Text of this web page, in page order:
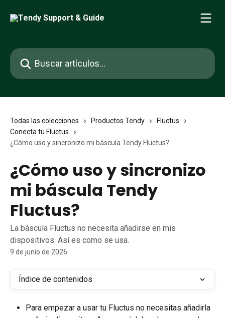
Buscar artículos...
Todas las colecciones Productos Tendy
Fluctus
Conecta tu Fluctus
¿Cómo uso y sincronizo mi báscula Tendy Fluctus?
¿Cómo uso y sincronizo
mi báscula Tendy
Fluctus?
La báscula Fluctus no necesita añadirse en mis
dispositivos. Así es como se usa.
9 de junio de 2026
Índice de contenidos
Para empezar a usar tu Fluctus no necesitas añadirla